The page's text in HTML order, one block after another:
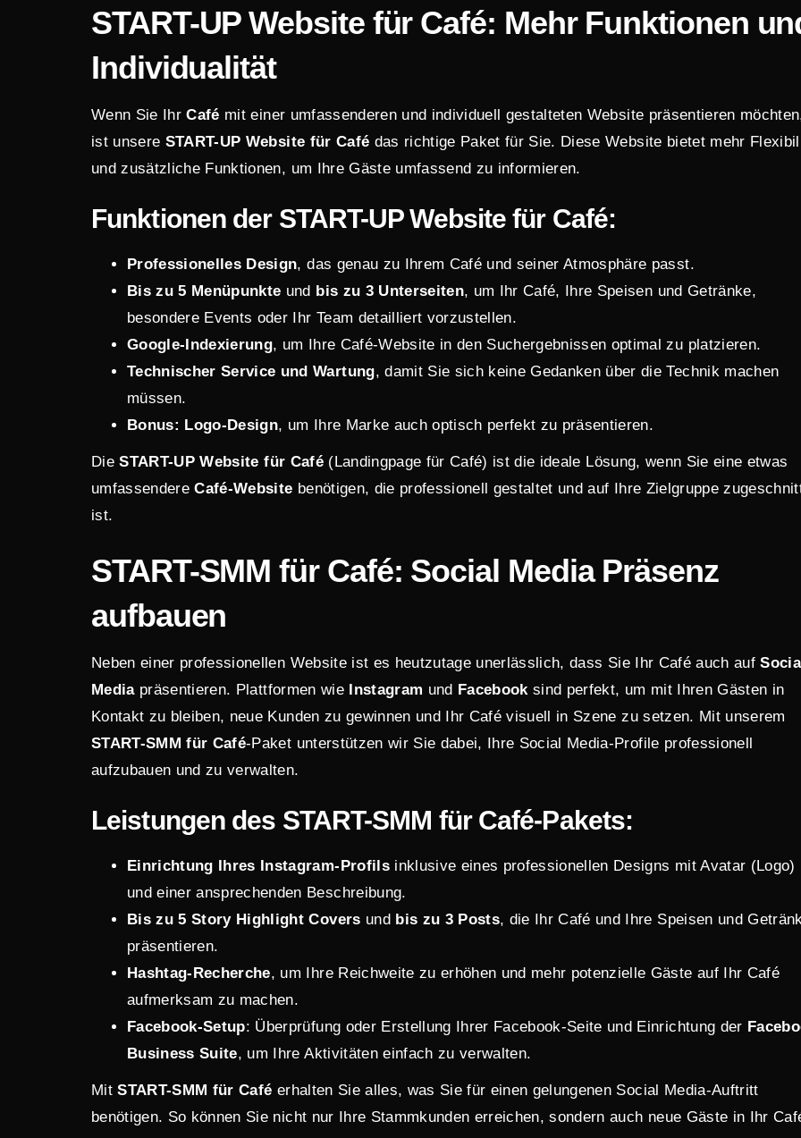
START-UP Websitefür Café: Mehr Funktionen
Individualität
Wenn Sie IhrCafé mit einer umfassenderen und individuell gestalteten Website präsentieren
ist unsere START-UP Website für Café das richtige Paket für Sie. Diese Website bietet mehr
und zusätzliche Funktionen, um Ihre Gäste umfassend zu informieren.
Funktionen der START-UP Website für Café:
Professionelles Design, das genau zu Ihrem Café und seiner Atmosphäre passt.
Bis zu 5 Menüpunkte und bis zu 3 Unterseiten, um Ihr Café, Ihre Speisen und Getränke,
besondere Events oder Ihr Team detailliert vorzustellen.
Google-Indexierung, um Ihre Café-Website in den Suchergebnissen optimal zu platzieren.
Technischer Service und Wartung, damit Sie sich keine Gedanken über die Technik machen
müssen.
Bonus: Logo-Design, um Ihre Marke auch optisch perfekt zu präsentieren.
DieSTART-UP Website für Café( Landingpage für Café) ist die ideale Lösung, wenn Sie eine etwas
umfassendereCafé-Website benötigen, die professionell gestaltet und auf Ihre Zielgruppe
ist.
START-SMM für Café: Social Media Präsenz
aufbauen
Neben einer professionellen Website ist es heutzutage unerlässlich, dass Sie Ihr Café auch auf
Mediapräsentieren. Plattformen wie Instagram und Facebooksind perfekt, um mit Ihren Gästen in
Kontakt zu bleiben, neue Kunden zu gewinnen und Ihr Café visuell in Szene zu setzen. Mit unserem
START-SMM für Café-Paket unterstützen wir Sie dabei, Ihre Social Media-Profile professionell
aufzubauen und zu verwalten.
Leistungen des START-SMM für Café-Pakets:
Einrichtung Ihres Instagram-Profilsinklusive eines professionellen Designs mit Avatar (Logo)
und einer ansprechenden Beschreibung.
Bis zu 5 Story Highlight Covers und bis zu 3 Posts, die Ihr Café und Ihre Speisen und
präsentieren.
Hashtag-Recherche, um Ihre Reichweite zu erhöhen und mehr potenzielle Gäste auf Ihr Café
aufmerksam zu machen.
Facebook-Setup: Überprüfung oder Erstellung Ihrer Facebook-Seite und Einrichtung der
Business Suite, um Ihre Aktivitäten einfach zu verwalten.
MitSTART-SMM für Café erhalten Sie alles, was Sie für einen gelungenen Social Media-Auftritt
benötigen. So können Sie nicht nur Ihre Stammkunden erreichen, sondern auch neue Gäste in Ihr